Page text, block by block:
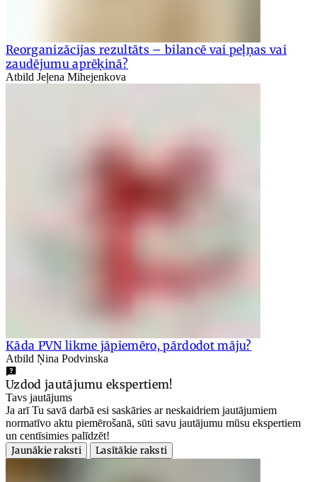
Reorganizācijas rezultāts – bilancē vai peļņas vai
zaudējumu aprēķinā?
Atbild Jeļena Mihejenkova
Kāda PVN likme jāpiemēro, pārdodot māju?
Atbild Ņina Podvinska
Uzdod jautājumu ekspertiem!
Tavs jautājums
Ja arī Tu savā darbā esi saskāries ar neskaidriem jautājumiem
normatīvo aktu piemērošanā, sūti savu jautājumu mūsu ekspertiem
un centīsimies palīdzēt!
Jaunākie raksti
Lasītākie raksti